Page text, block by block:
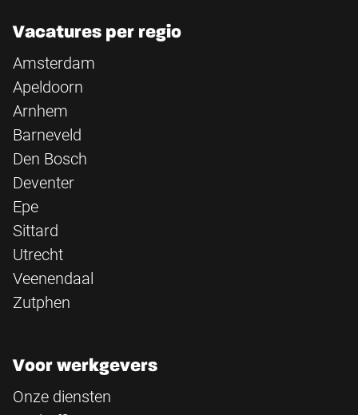
Vacatures per regio
Amsterdam
Apeldoorn
Arnhem
Barneveld
Den Bosch
Deventer
Epe
Sittard
Utrecht
Veenendaal
Zutphen
Voor werkgevers
Onze diensten